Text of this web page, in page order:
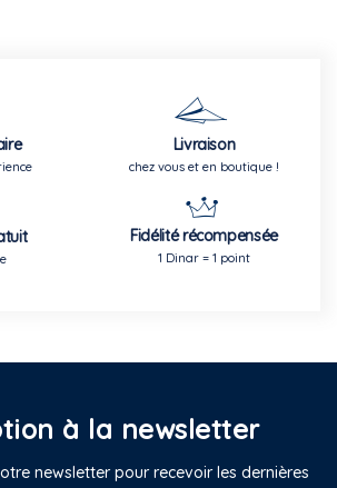
Livraison
chez vous et en boutique !
Fidélité récompensée
1 Dinar = 1 point
à la newsletter
newsletter pour recevoir les dernières